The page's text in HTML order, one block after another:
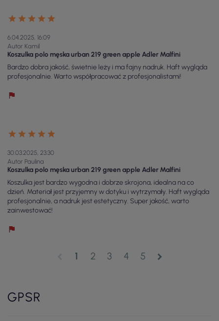
6.04.2025, 16:09
Autor Kamil
Koszulka polo męska urban 219 green apple Adler Malfini
Bardzo dobra jakość, świetnie leży i ma fajny nadruk. Haft wygląda
profesjonalnie. Warto współpracować z profesjonalistami!
30.03.2025, 23:30
Autor Paulina
Koszulka polo męska urban 219 green apple Adler Malfini
Koszulka jest bardzo wygodna i dobrze skrojona, idealna na co
dzień. Materiał jest przyjemny w dotyku i wytrzymały. Haft wygląda
profesjonalnie, a nadruk jest estetyczny. Super jakość, warto
zainwestować!
1 2 3 4 5 chevron_right
GPSR